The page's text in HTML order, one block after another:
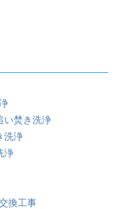
い焚き洗浄
洗浄
浄
換工事